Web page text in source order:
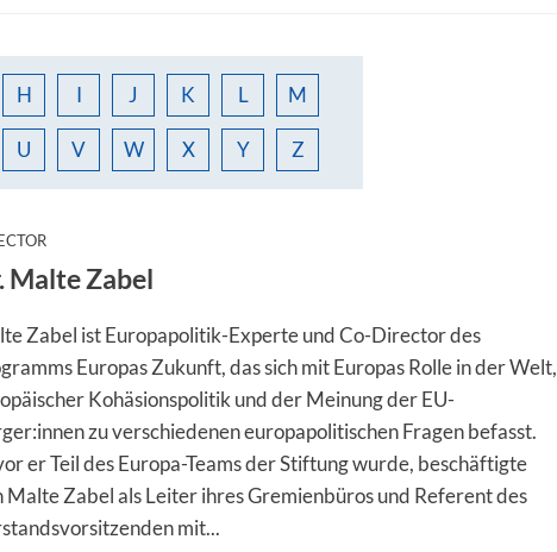
H I J K L M
U V W X Y Z
:
Malte Zabel
Zabel ist Europapolitik-Experte und Co-Director des
Europas Zukunft, das sich mit Europas Rolle in der Welt,
Kohäsionspolitik und der Meinung der EU-
zu verschiedenen europapolitischen Fragen befasst.
er Teil des Europa-Teams der Stiftung wurde, beschäftigte
Malte Zabel als Leiter ihres Gremienbüros und Referent des
mit...